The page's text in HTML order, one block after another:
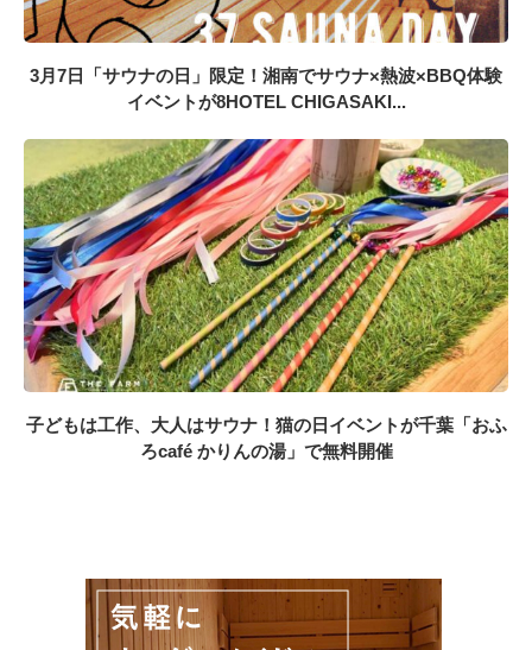
3月7日「サウナの日」限定！湘南でサウナ×熱波×BBQ体験
イベントが8HOTEL CHIGASAKI...
子どもは工作、大人はサウナ！猫の日イベントが千葉「おふ
ろcafé かりんの湯」で無料開催